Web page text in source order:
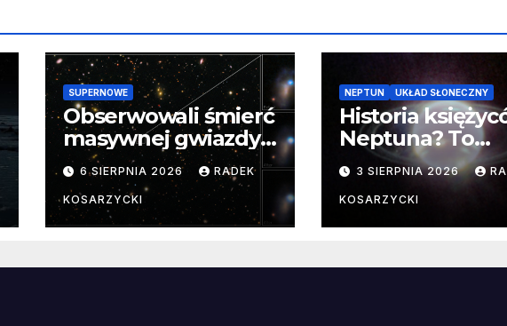
SUPERNOWE
Obserwowali śmierć
masywnej gwiazdy
od samego
początku.
Niezwykle cenne
dane
6 SIERPNIA 2026 RADEK
KOSARZYCKI
NEPTUN UKŁAD SŁONECZNY
Historia
Neptuna? To
skomplikowane
3 SIERPNIA 2026
KOSARZYCKI